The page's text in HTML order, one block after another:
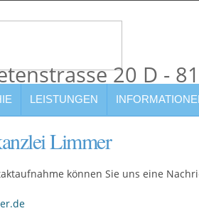
20 D -
LEISTUNGEN
Limmer
können Sie uns eine